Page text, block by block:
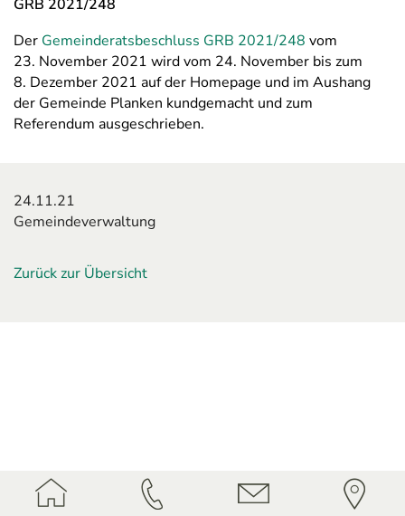
24.11.21
Gemeindeverwaltung
Zurück zur Übersicht
GRB 2021/248
Der Gemeinderatsbeschluss GRB 2021/248 vom
23. November 2021 wird vom 24. November bis zum
8. Dezember 2021 auf der Homepage und im Aushang
der Gemeinde Planken kundgemacht und zum
Referendum ausgeschrieben.